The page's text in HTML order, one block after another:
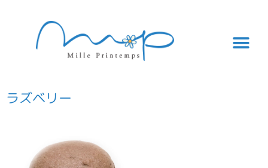
ラズベリー